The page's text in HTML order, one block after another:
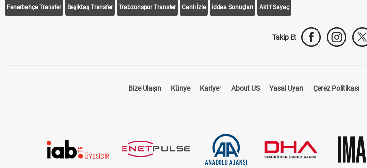
Fenerbahçe Transfer Beşiktaş Transfer Trabzonspor Transfer Canlı İzle iddaa Sonuçları Aktif Sayaç
Takip Et
Bize Ulaşın Künye Kariyer About US Yasal Uyarı Çerez Politikası